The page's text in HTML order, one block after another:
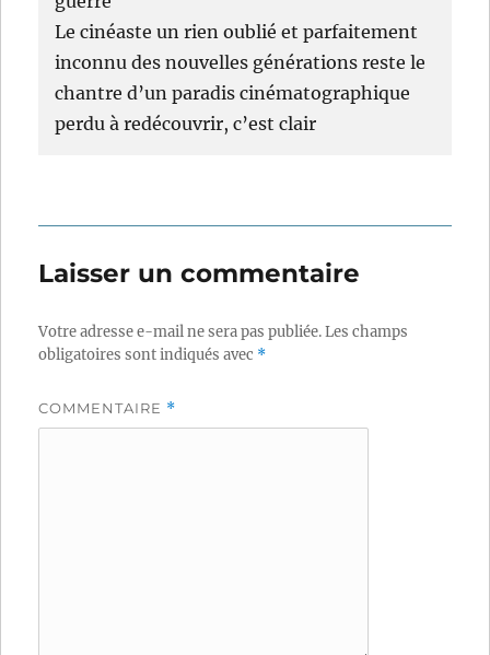
Le cinéaste un rien oublié et parfaitement
inconnu des nouvelles générations reste le
chantre d’un paradis cinématographique
perdu à redécouvrir, c’est clair
Laisser un commentaire
Votre adresse e-mail ne sera pas publiée.Les champs
obligatoires sont indiqués avec *
COMMENTAIRE *